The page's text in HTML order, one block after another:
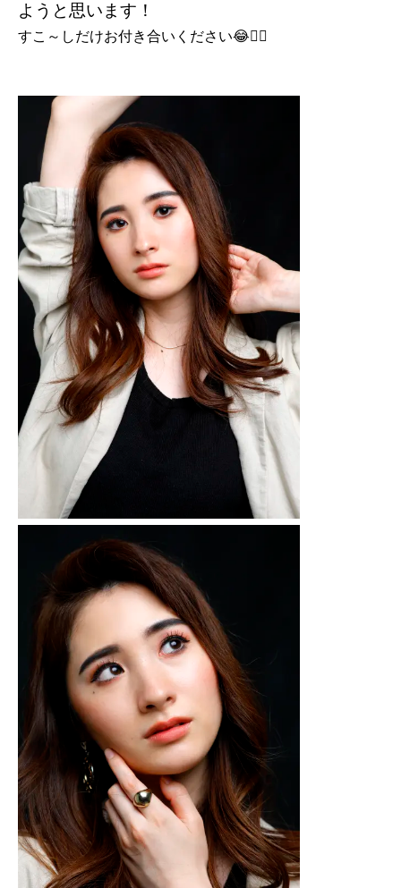
ようと思います！
すこ～しだけお付き合いください😂🙇‍♀️